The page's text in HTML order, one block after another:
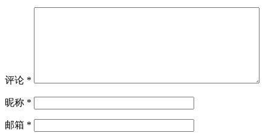
评论 *
昵称 *
邮箱 *